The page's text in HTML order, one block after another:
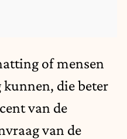
of mensen
kunnen, die beter
van de
van de